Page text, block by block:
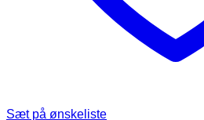
Sæt på ønskeliste